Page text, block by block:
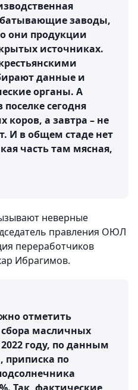
заводы,
они продукции
источниках.
данные и
органы. А
сегодня
коров, а завтра – не
И в общем стаде нет
часть там мясная,
неверные
правления ОЮЛ
переработчиков
Ибрагимов.
отметить
масличных
году, по данным
приписка по